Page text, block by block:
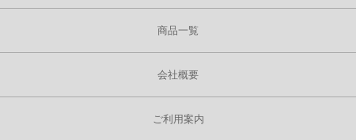
商品一覧
会社概要
ご利用案内